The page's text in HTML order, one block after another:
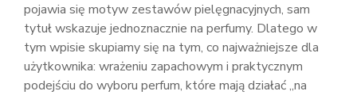
pojawia się motyw zestawów pielęgnacyjnych, sam
tytuł wskazuje jednoznacznie na perfumy. Dlatego w
tym wpisie skupiamy się na tym, co najważniejsze dla
użytkownika: wrażeniu zapachowym i praktycznym
podejściu do wyboru perfum, które mają działać „na